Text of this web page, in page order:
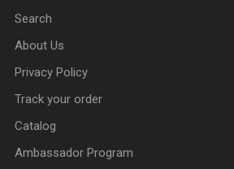
Search
About Us
Privacy Policy
Track your order
Catalog
Ambassador Program